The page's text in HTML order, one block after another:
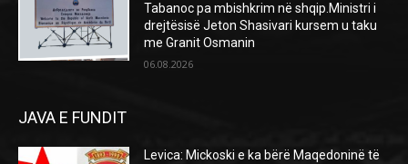
Tabanoc pa mbishkrim në shqip.Ministri i
drejtësisë Jeton Shasivari kursem u taku
me Granit Osmanin
06.08.2026
JAVA E FUNDIT
Levica: Mickoski e ka bërë Maqedoninë të